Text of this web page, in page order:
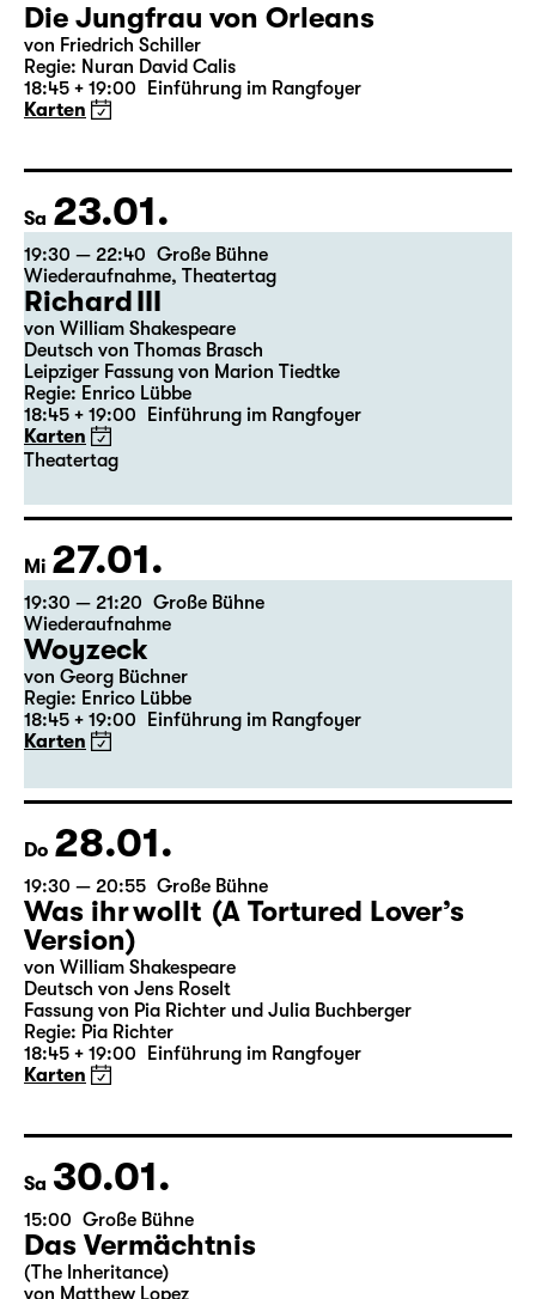
Fr 22.01.
19:30 — 22:35 Große Bühne
Die Jungfrau von Orleans
18:45 + 19:00 Einführung im Rangfoyer
Karten
Sa 23.01.
19:30 — 22:40 Große Bühne
Wiederaufnahme,Theatertag
Richard III
von William Shakespeare
Deutsch von Thomas Brasch
Leipziger Fassung von Marion Tiedtke
18:45 + 19:00 Einführung im Rangfoyer
Karten
Theatertag
Mi 27.01.
19:30 — 21:20 Große Bühne
Wiederaufnahme
Woyzeck
Regie: Enrico Lübbe
18:45 + 19:00 Einführung im Rangfoyer
Karten
Do 28.01.
19:30 — 20:55 Große Bühne
Was ihr wollt (A Tortured Lover’s
Version)
von William Shakespeare
Deutsch von Jens Roselt
18:45 + 19:00 Einführung im Rangfoyer
Karten
Sa 30.01.